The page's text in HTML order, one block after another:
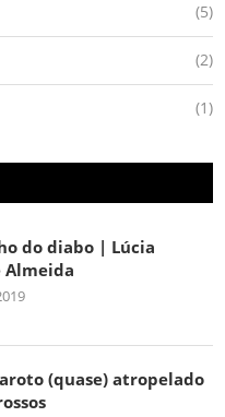
(5)
(2)
(1)
do diabo | Lúcia
Almeida
(quase) atropelado